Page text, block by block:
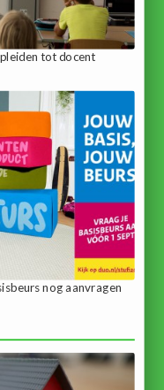
tot docent
nog aanvragen